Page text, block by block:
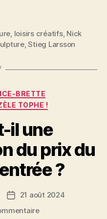
loisirs créatifs, Nick
,Stieg Larsson
BRETTE
TOPHE !
il une
du prix du
?
Date21 août 2024
sur